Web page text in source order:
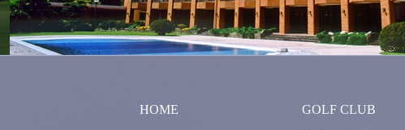
HOME GOLF CLUB